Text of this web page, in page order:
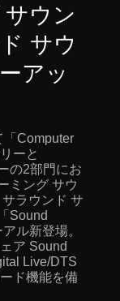
ウン
サウ
アッ
「Computer
ーと
の2部門にお
ミング サウ
ラウンド サ
Sound
ル新登場。
ア Sound
Live/DTS
ド機能を備